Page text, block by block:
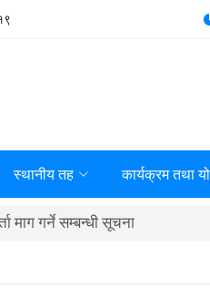
स्थानीय तह कार्यक्रम तथा
माग गर्ने सम्बन्धी सूचना